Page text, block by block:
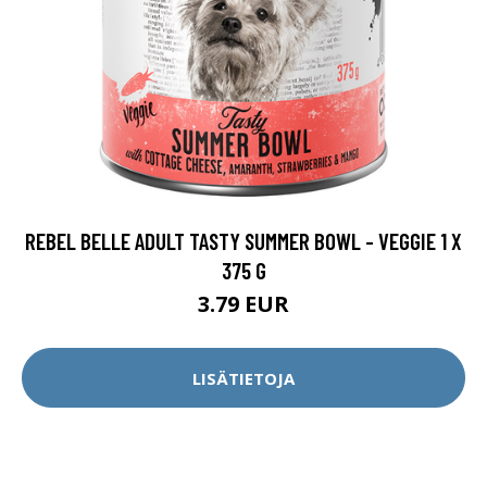
REBEL BELLE ADULT TASTY SUMMER BOWL - VEGGIE 1 X
375 G
3.79 EUR
LISÄTIETOJA